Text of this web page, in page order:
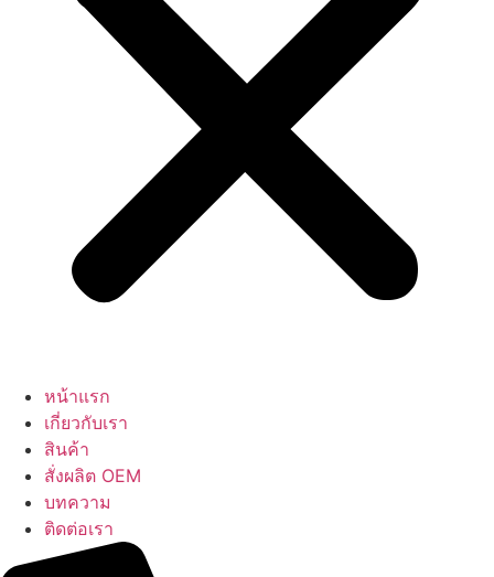
หน้าแรก
เกี่ยวกับเรา
สินค้า
สั่งผลิต OEM
บทความ
ติดต่อเรา